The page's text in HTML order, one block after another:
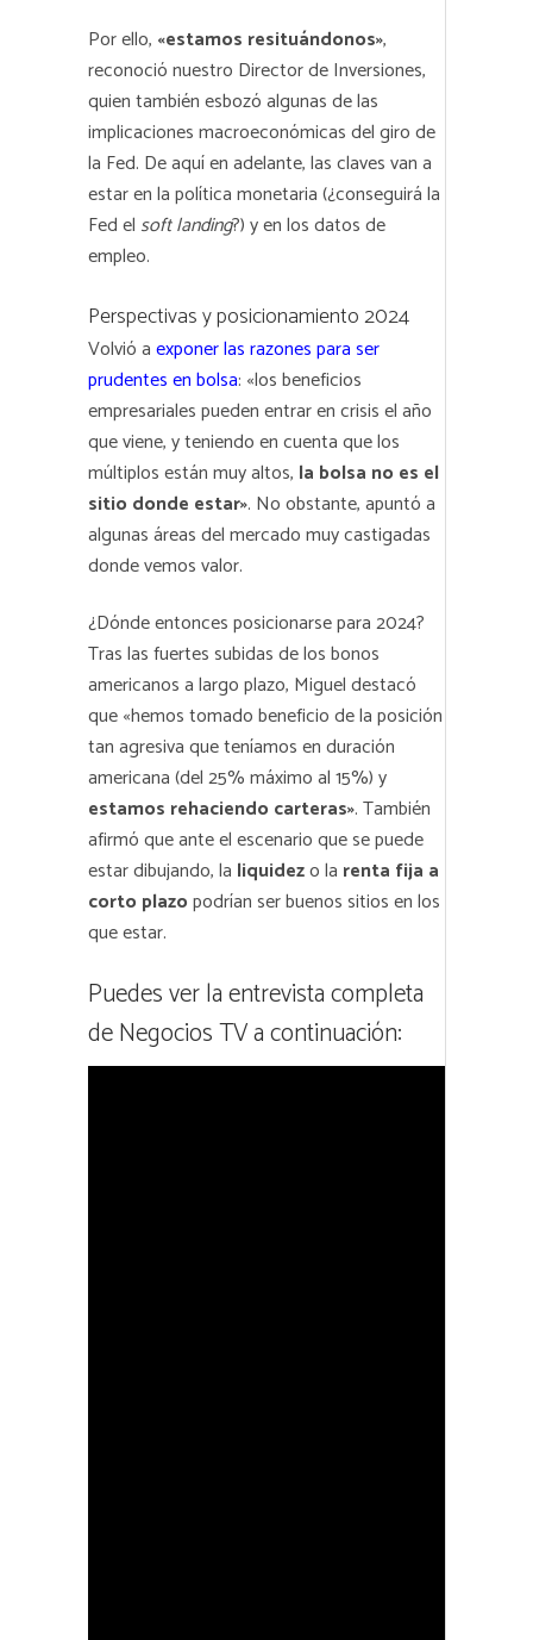
Por ello, «estamos resituándonos»,
reconoció nuestro Director de Inversiones,
quien también esbozó algunas de las
implicaciones macroeconómicas del giro de
la Fed. De aquí en adelante, las claves van a
estar en la política monetaria (¿conseguirá la
Fed el soft landing?) y en los datos de
empleo.
Perspectivas y posicionamiento 2024
Volvió aexponer las razones para ser
prudentes en bolsa: «los beneficios
empresariales pueden entrar en crisis el año
que viene, y teniendo en cuenta que los
múltiplos están muy altos, la bolsa no es el
sitio donde estar». No obstante, apuntó a
algunas áreas del mercado muy castigadas
donde vemos valor.
¿Dónde entonces posicionarse para 2024?
Tras las fuertes subidas de los bonos
americanos a largo plazo, Miguel destacó
que «hemos tomado beneficio de la posición
tan agresiva que teníamos en duración
americana (del 25% máximo al 15%) y
estamos rehaciendo carteras». También
afirmó que ante el escenario que se puede
estar dibujando, la liquidezo la renta fija a
corto plazopodrían ser buenos sitios en los
que estar.
Puedes ver la entrevista completa
de Negocios TV a continuación: